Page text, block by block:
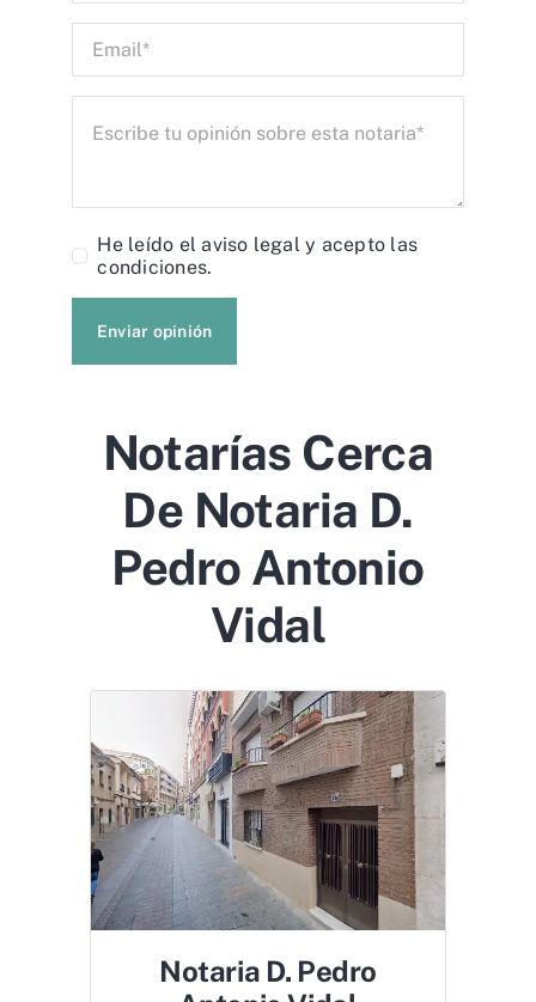
He leído elaviso legal y acepto las
condiciones.
Enviar opinión
Notarías Cerca
De Notaria D.
Pedro Antonio
Vidal
Notaria D. Pedro